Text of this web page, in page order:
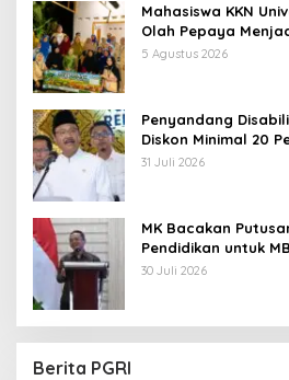
Mahasiswa KKN
Olah Pepaya
Tinggi, Dorong
5 Agustus 2026
Penyandang
Diskon Minimal 20
Sekolah dan Kuliah
31 Juli 2026
MK Bacakan
Pendidikan untuk
Tunggu Implikasi
30 Juli 2026
Berita PGRI